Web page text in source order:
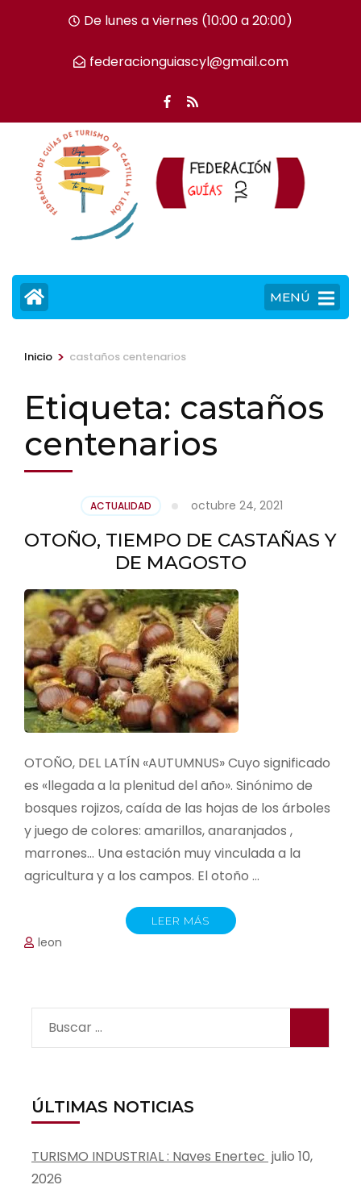
tecla
De lunes a viernes (10:00 a 20:00)
federacionguiascyl@gmail.com
MENÚ
Inicio > castaños centenarios
Etiqueta: castaños
centenarios
ACTUALIDAD octubre 24, 2021
OTOÑO, TIEMPO DE CASTAÑAS Y
DE MAGOSTO
OTOÑO, DEL LATÍN «AUTUMNUS» Cuyo significado
es «llegada a la plenitud del año». Sinónimo de
bosques rojizos, caída de las hojas de los árboles
y juego de colores: amarillos, anaranjados ,
marrones… Una estación muy vinculada a la
agricultura y a los campos. El otoño …
LEER MÁS
leon
Buscar:
ÚLTIMAS NOTICIAS
TURISMO INDUSTRIAL : Naves Enertec julio 10,
2026